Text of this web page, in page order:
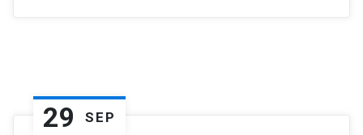
29 SEP